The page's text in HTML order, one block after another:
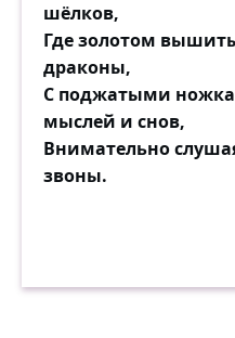
шёлков,
Где золотом
драконы,
С поджатыми
мыслей и снов,
Внимательно
звоны.